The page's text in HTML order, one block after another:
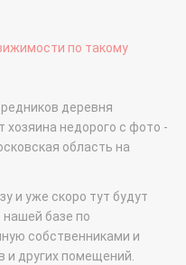
по такому
деревня
хозяина недорого с фото -
область на
и уже скоро тут будут
базе по
собственниками и
и других помещений.